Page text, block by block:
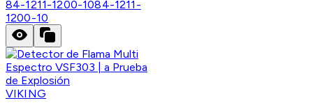
84-1211-1200-1084-1211-
1200-10
VIKING